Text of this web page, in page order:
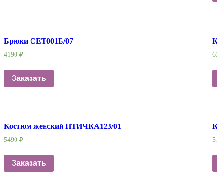
Брюки СЕТ001Б/07
4190 ₽
Заказать
Костюм женский ПТИЧКА123/01
5490 ₽
Заказать